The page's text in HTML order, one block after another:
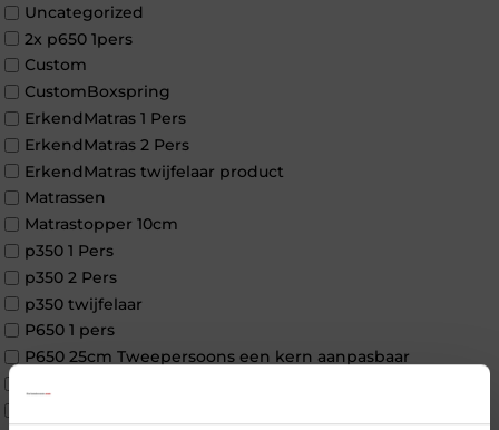
Uncategorized
2x p650 1pers
Custom
CustomBoxspring
ErkendMatras 1 Pers
ErkendMatras 2 Pers
ErkendMatras twijfelaar product
Matrassen
Matrastopper 10cm
p350 1 Pers
p350 2 Pers
p350 twijfelaar
P650 1 pers
P650 25cm Tweepersoons een kern aanpasbaar